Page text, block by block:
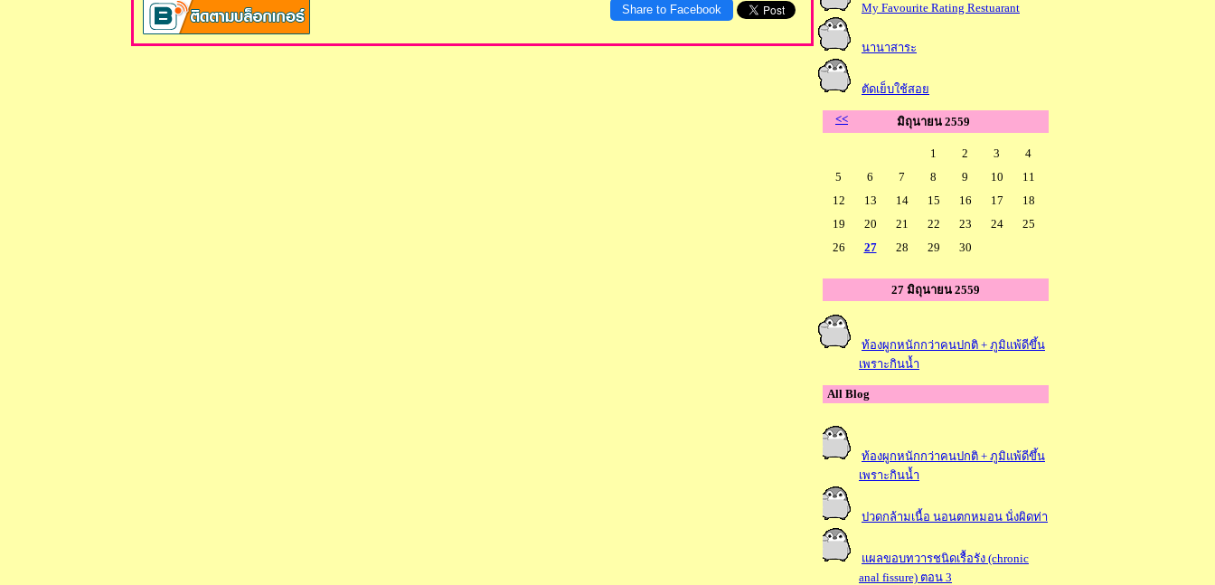
Share to Facebook My Favourite Rating Restuarant
นานาสาระ
ตัดเย็บใช้สอ
<< มิถุนายน 2559
1 2 3
4
5
6 7 8 9 10
11
12
13 14 15 16 17
18
19
20 21 22 23 24
25
26
27 28 29 30
27 มิถุนายน 2559
ท้องผูกหนักกว่าคนปกติ + ภูมิแพ้ดีขึ้น
เพราะกินน้ำ
All Blog
ท้องผูกหนักกว่าคนปกติ + ภูมิแพ้ดีขึ้น
เพราะกินน้ำ
ปวดกล้ามเนื้อ นอนตกหมอน นั่งผิดท่า
ผลขอบทวารชนิดเรื้อรัง (chronic
anal fissure) ตอน 3